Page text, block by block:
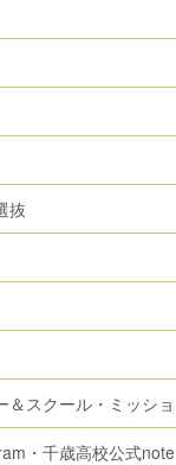
抜
＆スクール・ミッシ
・千歳高校公式note